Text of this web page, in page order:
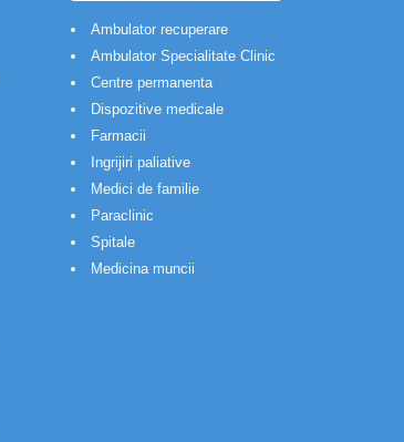
Ambulator recuperare
Ambulator Specialitate Clinic
Centre permanenta
Dispozitive medicale
Farmacii
Ingrijiri paliative
Medici de familie
Paraclinic
Spitale
Medicina muncii